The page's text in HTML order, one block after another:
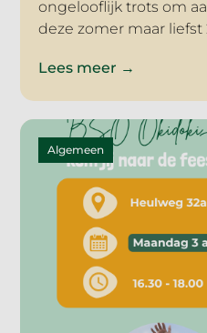
ongelooflijk trots om
deze zomer maar liefst
Lees meer →
Algemeen